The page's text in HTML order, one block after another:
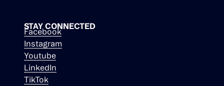
STAY CONNECTED
Facebook
Instagram
Youtube
LinkedIn
TikTok